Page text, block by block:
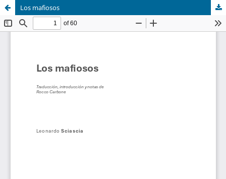
Los mafiosos